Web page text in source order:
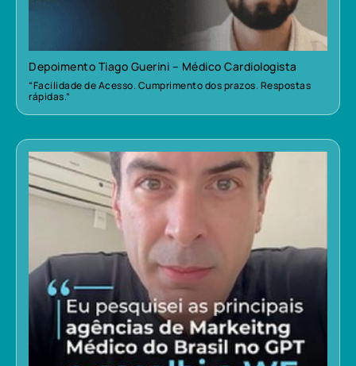
Depoimento Tiago Guerini – Médico Cardiologista
“Facilidade de Acesso. Cumprimento dos prazos. Respostas
rápidas.”